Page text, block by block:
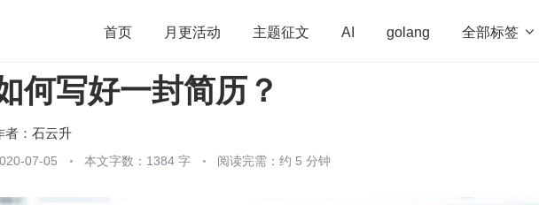
首页 月更活动 主题征文 AI golang 全部标签 
架构 OpenHarmony 算法
团队管理
何写好一封简历？
者： 石云升
07-05 本文字数：1384 字 阅读完需：约 5 分钟